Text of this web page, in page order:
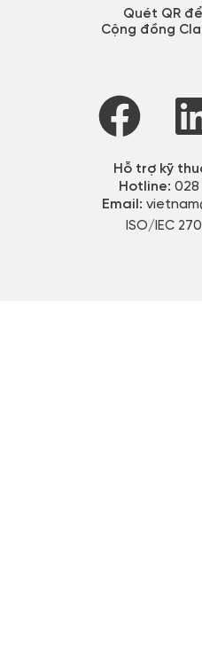
Quét QR
Cộng đồng
Hỗ trợ kỹ
Hotline: 028
Email:
ISO/IEC